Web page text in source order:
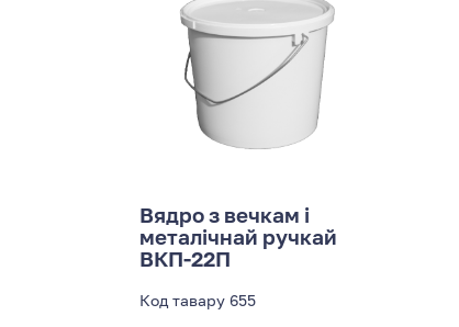
Вядро з вечкам і
металічнай ручкай
ВКП-22П
Код тавару 655